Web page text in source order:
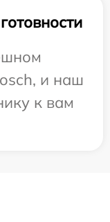
и наш
к вам